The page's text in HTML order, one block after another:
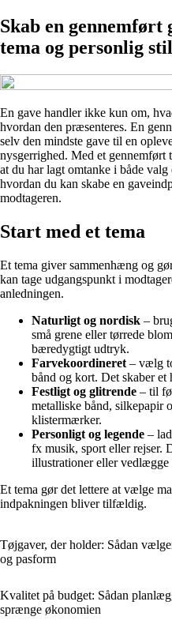
Skab en gennemført
tema og personlig stil
En gave handler ikke kun om,
hvordan den præsenteres. En
selv den mindste gave til en
nysgerrighed. Med et gennemført
at du har lagt omtanke i både
hvordan du kan skabe en
modtageren.
Start med et tema
Et tema giver sammenhæng og
kan tage udgangspunkt i
anledningen.
Naturligt og nordisk –
små grene eller tørrede
bæredygtigt udtryk.
Farvekoordineret – vælg
bånd og kort. Det skaber
Festligt og glitrende – til
metalliske bånd, silkepapir
klistermærker.
Personligt og legende –
fx musik, sport eller rejser.
illustrationer eller vedlægge
Et tema gør det lettere at vælge
indpakningen bliver tilfældig.
Tøjgaver, der holder: Sådan
og pasform
Kvalitet på budget: Sådan
sprænge økonomien